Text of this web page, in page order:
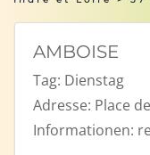
AMBOISE
Tag: Dienstag
Adresse: Place
Informationen: